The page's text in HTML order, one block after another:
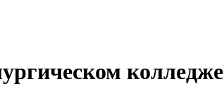
колледже